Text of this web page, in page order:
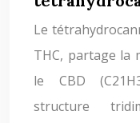
Le
THC, partage la
le CBD
structure